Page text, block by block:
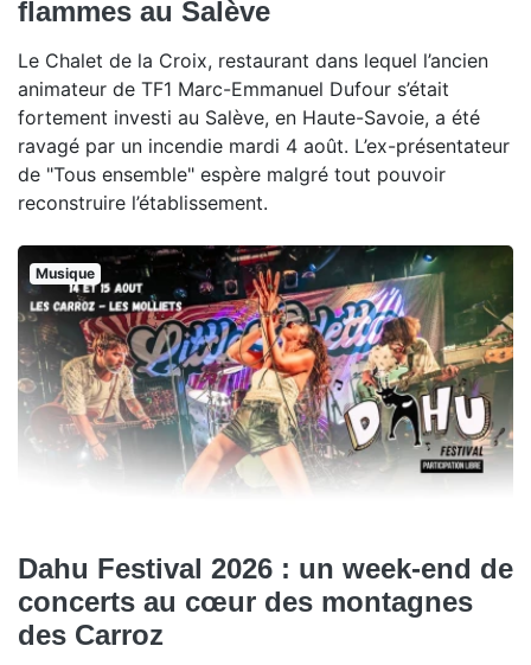
flammes au Salève
Le Chalet de la Croix, restaurant dans lequel l’ancien
animateur de TF1 Marc-Emmanuel Dufour s’était
fortement investi au Salève, en Haute-Savoie, a été
ravagé par un incendie mardi 4 août. L’ex-présentateur
de "Tous ensemble" espère malgré tout pouvoir
reconstruire l’établissement.
Musique
Dahu Festival 2026 : un week-end de
concerts au cœur des montagnes
des Carroz